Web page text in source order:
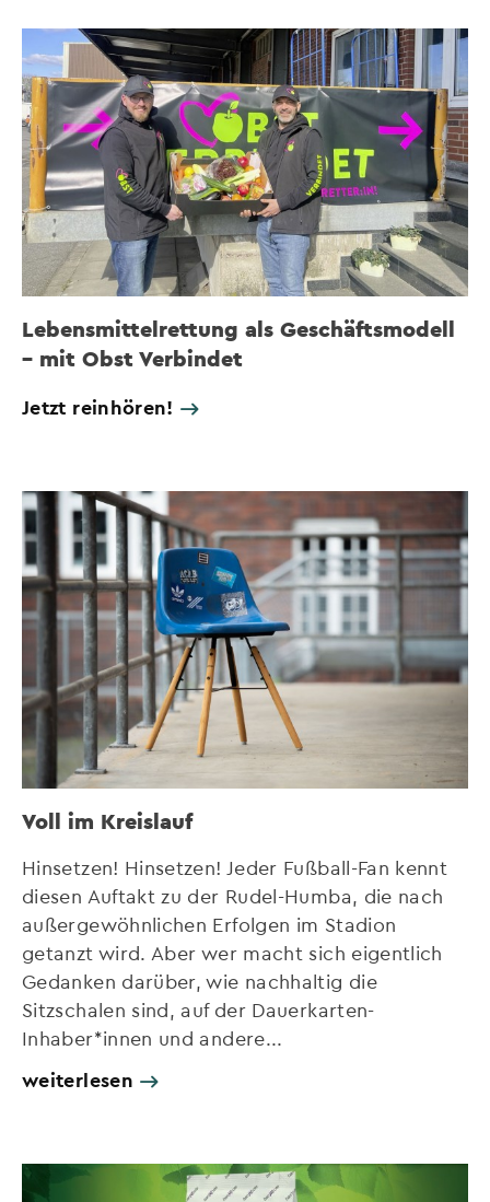
Lebensmittelrettung als Geschäftsmodell
– mit Obst Verbindet
Jetzt reinhören!
Voll im Kreislauf
Hinsetzen! Hinsetzen! Jeder Fußball-Fan kennt
diesen Auftakt zu der Rudel-Humba, die nach
außergewöhnlichen Erfolgen im Stadion
getanzt wird. Aber wer macht sich eigentlich
Gedanken darüber, wie nachhaltig die
Sitzschalen sind, auf der Dauerkarten-
Inhaber*innen und andere...
weiterlesen